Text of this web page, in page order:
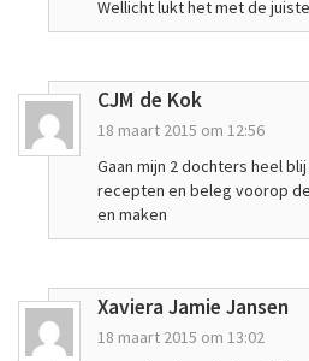
Wellicht lukt het met de
CJM de Kok
18 maart 2015 om 12:56
Gaan mijn 2 dochters heel
recepten en beleg voorop
en maken
Xaviera Jamie Jansen
18 maart 2015 om 13:02